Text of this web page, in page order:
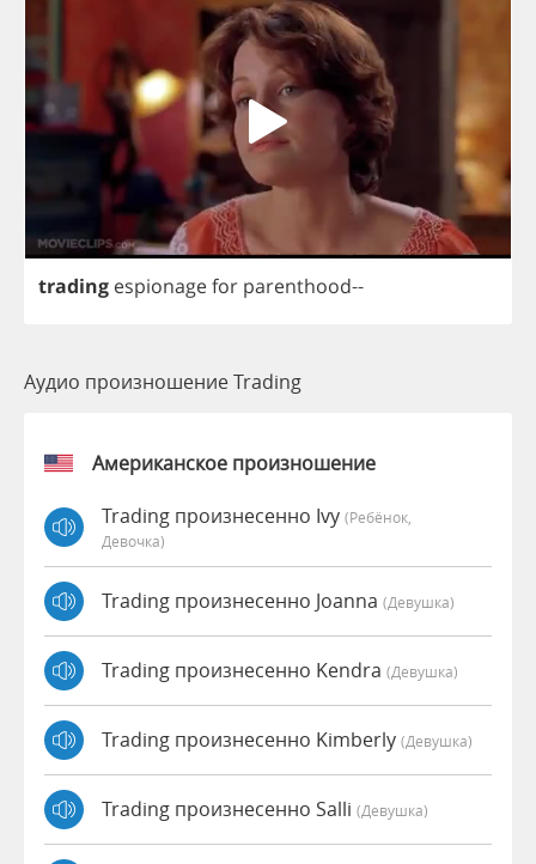
trading espionagefor parenthood--
Аудио произношение Trading
Американское произношение
Trading произнесенно Ivy (Ребёнок,
Девочка)
Trading произнесенно Joanna (девушка)
Trading произнесенно Kendra (девушка)
Trading произнесенно Kimberly (девушка)
Trading произнесенно Salli (девушка)